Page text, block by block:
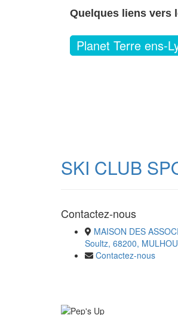
Quelques liens vers
Planet Terre ens-
SKI CLUB
Contactez-nous
MAISON DES
Soultz, 68200,
Contactez-nous